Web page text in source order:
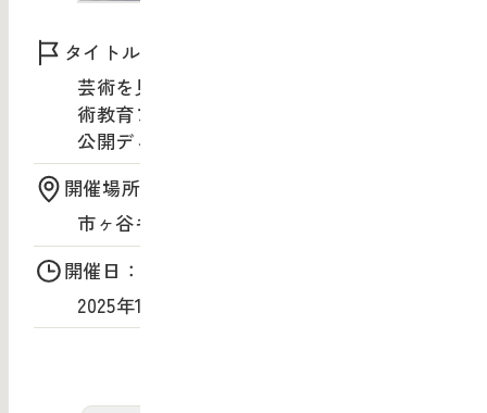
タイトル：
芸術を見る眼——美術教育と先端技術／芸
術教育プログラム『eye for art』体験会＋
公開ディスカッション
開催場所：
市ヶ谷キャンパス 2F（イチエム）
開催日：
2025年10月11日（土）〜10月11日（土）